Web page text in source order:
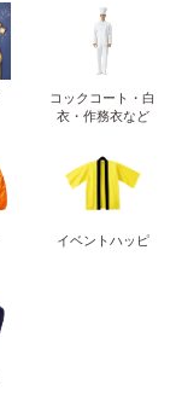
コックコート・白
衣・作務衣など
イベントハッピ